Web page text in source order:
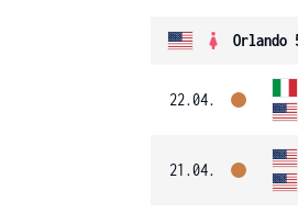
Orlando
22.04.
21.04.